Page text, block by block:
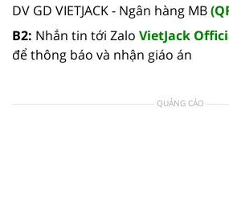
DV GD VIETJACK - Ngân hàng MB
B2: Nhắn tin tới Zalo VietJack
để thông báo và nhận giáo án
QUẢNG CÁO